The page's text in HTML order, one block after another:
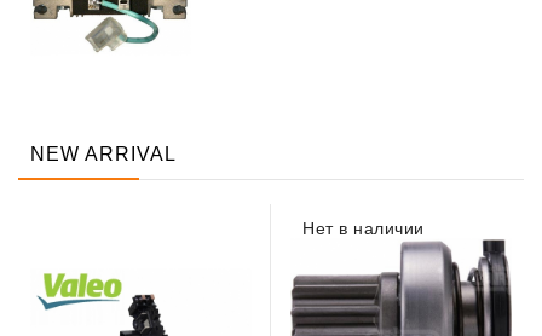
NEW ARRIVAL
Нет в наличии